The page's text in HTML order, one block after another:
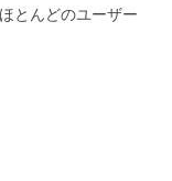
とんどのユーザー